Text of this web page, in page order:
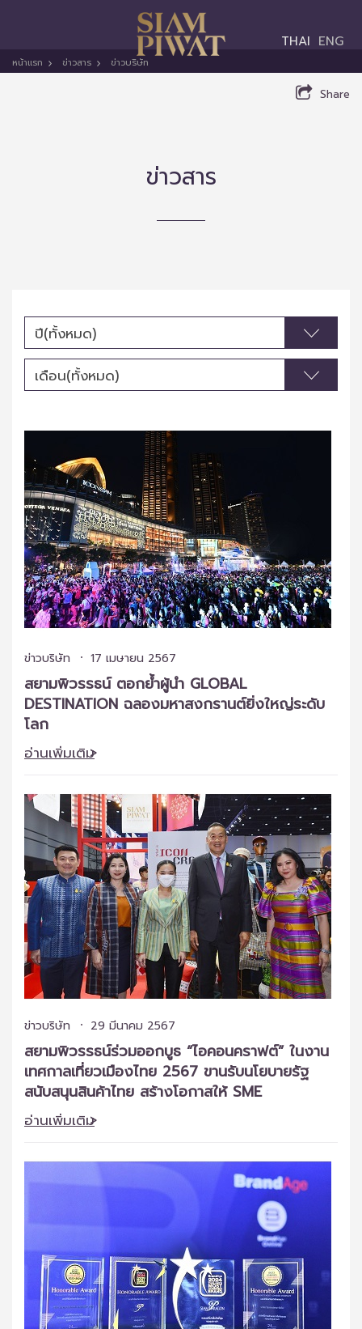
THAI ENG
หน้าแรก ข่าวสาร ข่าวบริษัท
Share
ข่าวสาร
ปี(ทั้งหมด)
เดือน(ทั้งหมด)
ข่าวบริษัท 17 เมษายน 2567
สยามพิวรรธน์ ตอกย้ำผู้นำ GLOBAL
DESTINATION ฉลองมหาสงกรานต์ยิ่งใหญ่ระดับ
โลก
อ่านเพิ่มเติม
ข่าวบริษัท 29 มีนาคม 2567
สยามพิวรรธน์ร่วมออกบูธ “ไอคอนคราฟต์” ในงาน
เทศกาลเที่ยวเมืองไทย 2567 ขานรับนโยบายรัฐ
สนับสนุนสินค้าไทย สร้างโอกาสให้ SME
อ่านเพิ่มเติม